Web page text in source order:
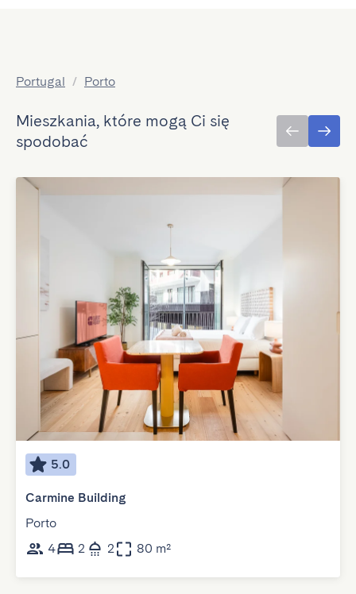
Portugal / Porto
Mieszkania, które mogą Ci się
spodobać
5.0
Carmine Building
Porto
4
2 2 80 m²